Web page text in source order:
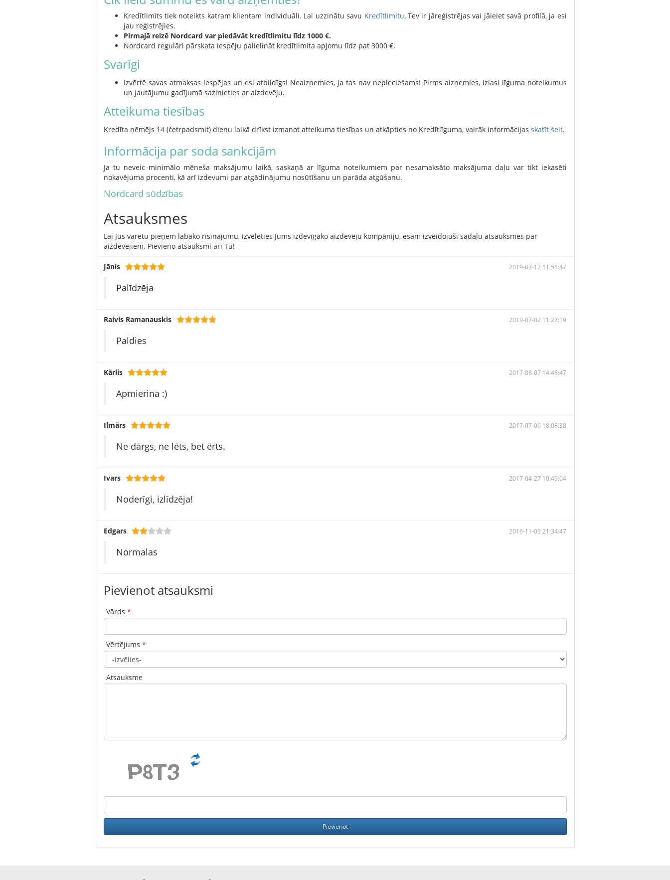
Kredītlimits tiek noteikts katram klientam individuāli. Lai uzzinātu savu Kredītlimitu, Tev ir jāreģistrējas vai jāieiet savā profilā, ja esi
jau reģistrējies.
Pirmajā reizē Nordcard var piedāvāt kredītlimitu līdz 1000 €.
Nordcard regulāri pārskata iespēju palielināt kredītlimita apjomu līdz pat 3000 €.
Svarīgi
Izvērtē savas atmaksas iespējas un esi atbildīgs! Neaizņemies, ja tas nav nepieciešams! Pirms aizņemies, izlasi līguma noteikumus
un jautājumu gadījumā sazinieties ar aizdevēju.
Atteikuma tiesības
Kredīta ņēmējs 14 (četrpadsmit) dienu laikā drīkst izmanot atteikuma tiesības un atkāpties no Kredītlīguma, vairāk informācijas skatīt šeit.
Informācija par soda sankcijām
Ja tu neveic minimālo mēneša maksājumu laikā, saskaņā ar līguma noteikumiem par nesamaksāto maksājuma daļu var tikt iekasēti
nokavējuma procenti, kā arī izdevumi par atgādinājumu nosūtīšanu un parāda atgūšanu.
Nordcard sūdzības
Atsauksmes
Lai Jūs varētu pieņem labāko risinājumu, izvēlēties Jums izdevīgāko aizdevēju kompāniju, esam izveidojuši sadaļu atsauksmes par
aizdevējiem. Pievieno atsauksmi arī Tu!
Jānis 2019-07-17 11:51:47
Palīdzēja
Raivis Ramanauskis 2019-07-02 11:27:19
Paldies
Kārlis 2017-08-07 14:48:47
Apmierina :)
Ilmārs 2017-07-06 18:08:38
Ne dārgs, ne lēts, bet ērts.
Ivars 2017-04-27 10:49:04
Noderīgi, izlīdzēja!
Edgars 2016-11-03 21:34:47
Normalas
Pievienot atsauksmi
Vārds *
Vērtējums *
Atsauksme